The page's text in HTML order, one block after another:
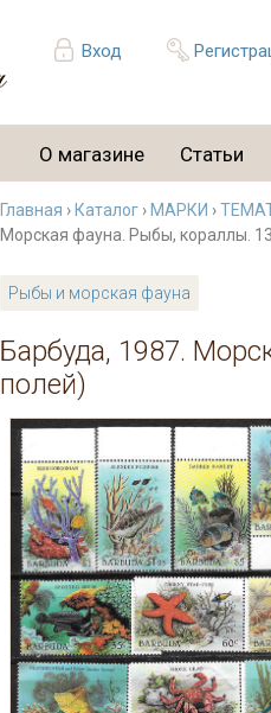
Вход
О магазине Статьи
Главная › Каталог › МАРКИ ›
Морская фауна. Рыбы, кораллы.
Рыбы и морская фауна
Барбуда, 1987.
полей)